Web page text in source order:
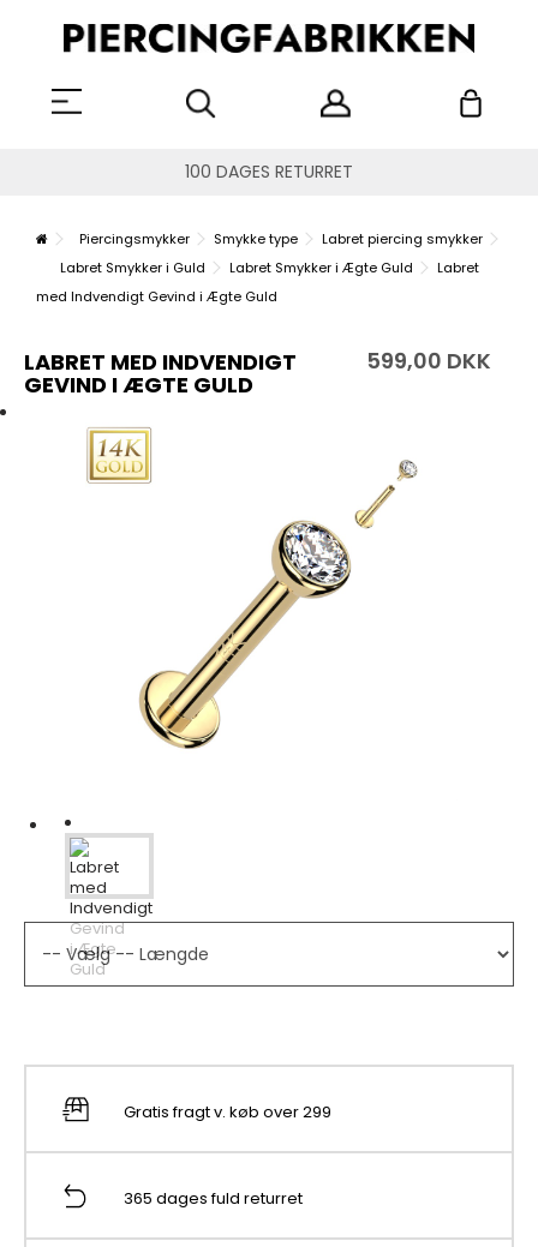
100 DAGES RETURRET
Piercingsmykker Smykke type
Labret piercing smykker
Labret Smykker i Guld
Labret Smykker i Ægte Guld
Labret
med Indvendigt Gevind i Ægte Guld
LABRET MED INDVENDIGT
GEVIND I ÆGTE GULD
599,00 DKK
Gratis fragt v. køb over 299
365 dages fuld returret